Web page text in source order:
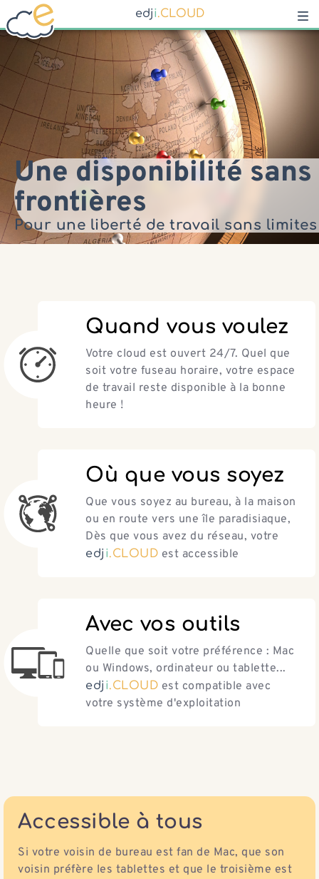
edji.CLOU D
Une disponibilité sans
frontières
Pour une liberté de travail sans limites
Quand vous voulez
Votre cloud est ouvert 24/7. Quel que
soit votre fuseau horaire, votre espace
de travail reste disponible à la bonne
heure !
Où que vous soyez
Que vous soyez au bureau, à la maison
ou en route vers une île paradisiaque,
Dès que vous avez du réseau, votre
edj i.CLOU D est accessible
Avec vos outils
Quelle que soit votre préférence : Mac
ou Windows, ordinateur ou tablette...
edj i.CLOU D est compatible avec
votre système d'exploitation
Accessible à tous
Si votre voisin de bureau est fan de Mac, que son
voisin préfère les tablettes et que le troisième est